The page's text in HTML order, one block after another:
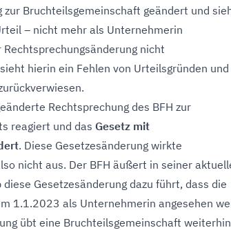
zur Bruchteilsgemeinschaft geändert und
– nicht mehr als Unternehmerin
nicht
hierin ein Fehlen von Urteilsgründen
Rechtsprechung des BFH zur
reagiert und das Gesetz mit
. Diese Gesetzesänderung wirkte
nicht aus. Der BFH äußert in seiner
Gesetzesänderung dazu führt, dass die
1.1.2023 als Unternehmerin angesehen
übt eine Bruchteilsgemeinschaft